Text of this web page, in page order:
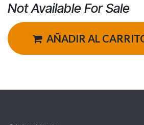
Not Available For Sale
AÑADIR AL